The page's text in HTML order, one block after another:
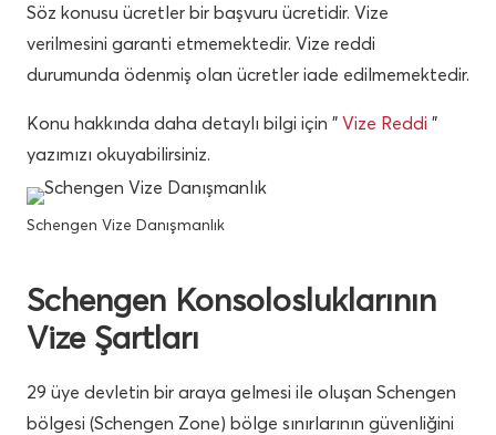
Söz konusu ücretler bir başvuru ücretidir. Vize
verilmesini garanti etmemektedir. Vize reddi
durumunda ödenmiş olan ücretler iade edilmemektedir.
Konu hakkında daha detaylı bilgi için ” Vize Reddi ”
yazımızı okuyabilirsiniz.
Schengen Vize Danışmanlık
Schengen Konsolosluklarının
Vize Şartları
29 üye devletin bir araya gelmesi ile oluşan Schengen
bölgesi (Schengen Zone) bölge sınırlarının güvenliğini